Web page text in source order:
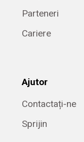
Parteneri
Cariere
Ajutor
Contactați-ne
Sprijin